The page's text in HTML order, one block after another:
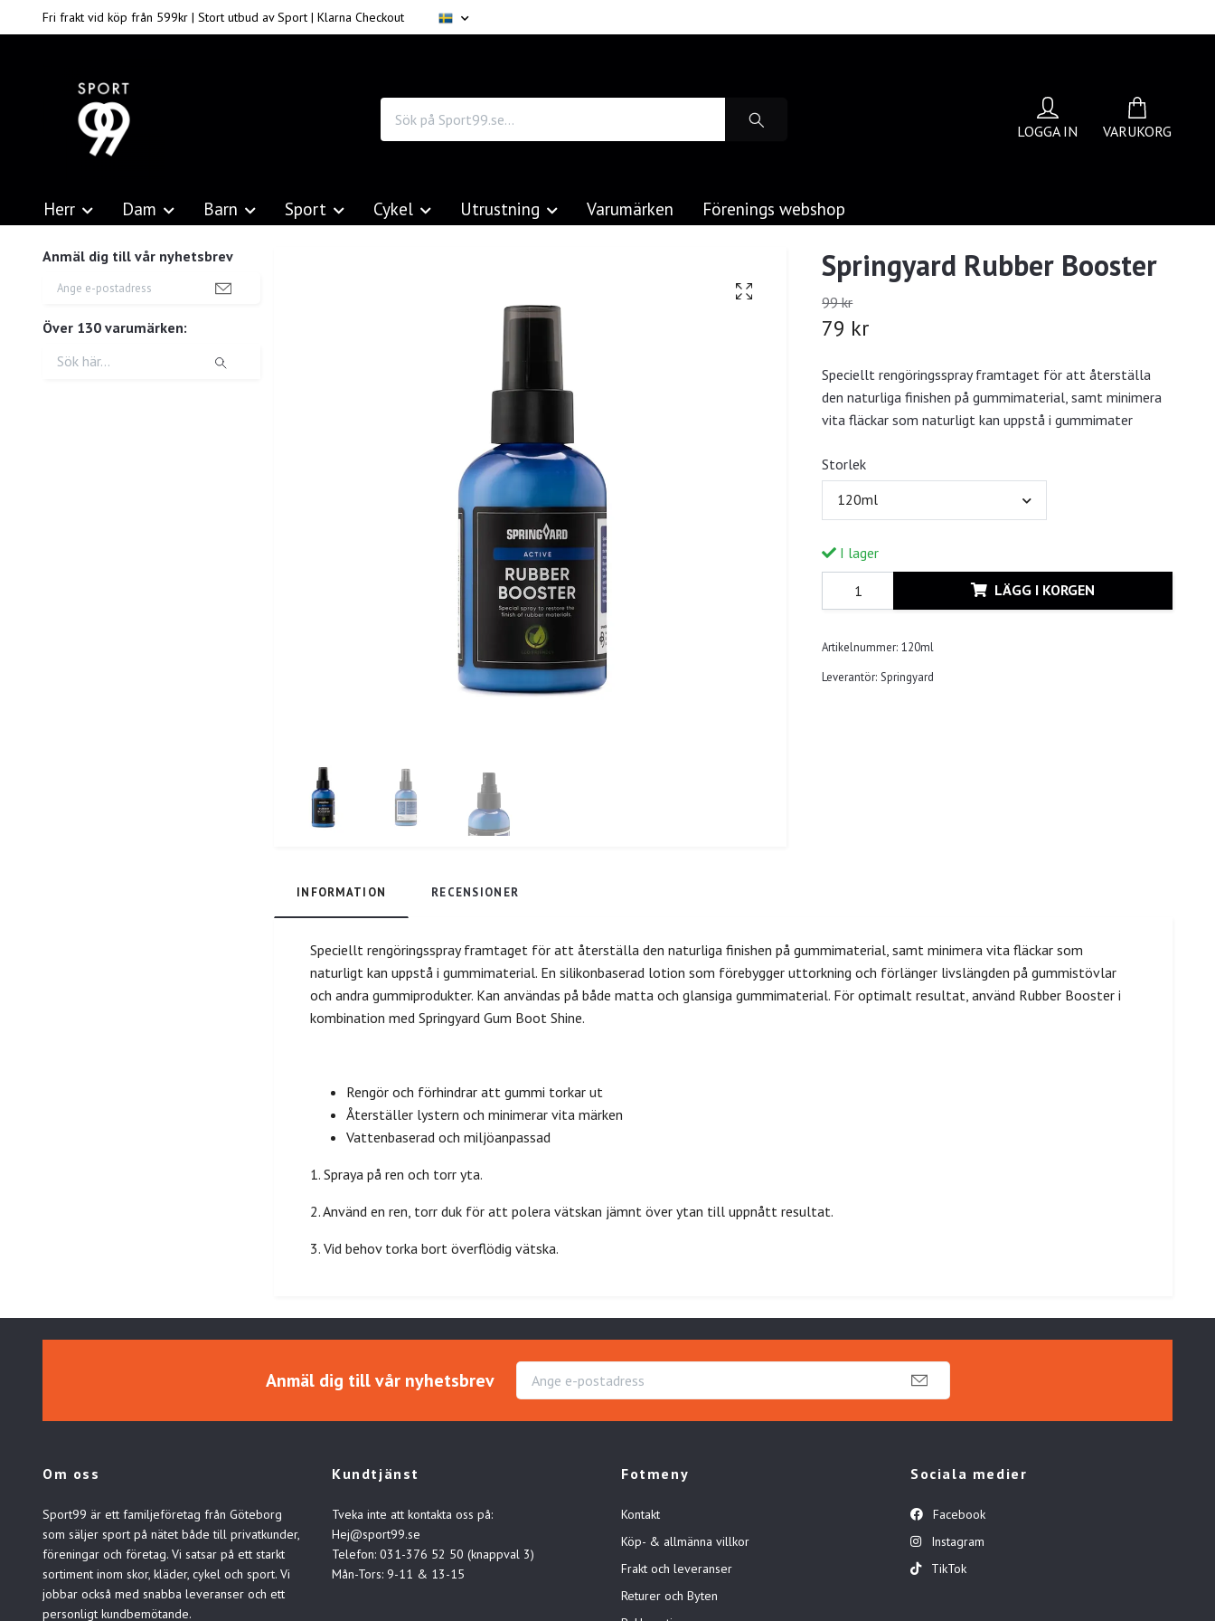
Fri frakt vid köp från 599kr | Stort utbud av Sport | Klarna Checkout
LOGGA IN VARUKORG
Herr Dam Barn Sport Cykel Utrustning Varumärken Förenings webshop
Anmäl dig till vår nyhetsbrev
Över 130 varumärken:
Springyard Rubber Booster
99 kr
79 kr
Speciellt rengöringsspray framtaget för att återställa
den naturliga finishen på gummimaterial, samt minimera
vita fläckar som naturligt kan uppstå i gummimater
Storlek
120ml
I lager
LÄGG I KORGEN
Artikelnummer: 120ml
Leverantör: Springyard
INFORMATION RECENSIONER
Speciellt rengöringsspray framtaget för att återställa den naturliga finishen på gummimaterial, samt minimera vita fläckar som
naturligt kan uppstå i gummimaterial. En silikonbaserad lotion som förebygger uttorkning och förlänger livslängden på gummistövlar
och andra gummiprodukter. Kan användas på både matta och glansiga gummimaterial. För optimalt resultat, använd Rubber Booster i
kombination med Springyard Gum Boot Shine.
Rengör och förhindrar att gummi torkar ut
Återställer lystern och minimerar vita märken
Vattenbaserad och miljöanpassad
1. Spraya på ren och torr yta.
2. Använd en ren, torr duk för att polera vätskan jämnt över ytan till uppnått resultat.
3. Vid behov torka bort överflödig vätska.
Anmäl dig till vår nyhetsbrev
Om oss
Sport99 är ett familjeföretag från Göteborg
som säljer sport på nätet både till privatkunder,
föreningar och företag. Vi satsar på ett starkt
sortiment inom skor, kläder, cykel och sport. Vi
jobbar också med snabba leveranser och ett
personligt kundbemötande.
Kundtjänst
Tveka inte att kontakta oss på:
Hej@sport99.se
Telefon: 031-376 52 50 (knappval 3)
Mån-Tors: 9-11 & 13-15
Fotmeny
Kontakt
Köp- & allmänna villkor
Frakt och leveranser
Returer och Byten
Sociala medier
Facebook
Instagram
TikTok